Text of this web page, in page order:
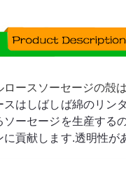
ロースソーセージの殻は
スはしばしば綿のリン
ソーセージを生産する
に貢献します.透明性が